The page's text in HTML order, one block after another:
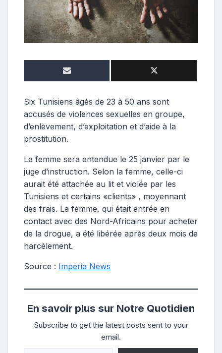
t
r
c
Six Tunisiens âgés de 23 à 50 ans sont
accusés de violences sexuelles en groupe,
d’enlèvement, d’exploitation et d’aide à la
prostitution.
La femme sera entendue le 25 janvier par le
juge d’instruction. Selon la femme, celle-ci
aurait été attachée au lit et violée par les
Tunisiens et certains «clients» , moyennant
des frais. La femme, qui était entrée en
contact avec des Nord-Africains pour acheter
de la drogue, a été libérée après deux mois de
harcèlement.
Source : Imperia News
En savoir plus sur Notre Quotidien
Subscribe to get the latest posts sent to your
email.
Saisissez votre adresse e-mail…